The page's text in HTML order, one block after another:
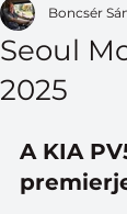
Seoul
2025
Boncsér
A KIA